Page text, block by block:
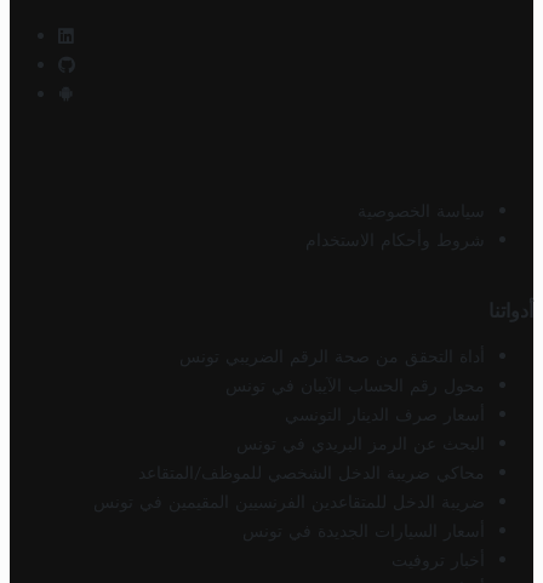
سياسة الخصوصية
شروط وأحكام الاستخدام
أدواتنا
أداة التحقق من صحة الرقم الضريبي تونس
محول رقم الحساب الآيبان في تونس
أسعار صرف الدينار التونسي
البحث عن الرمز البريدي في تونس
محاكي ضريبة الدخل الشخصي للموظف/المتقاعد
ضريبة الدخل للمتقاعدين الفرنسيين المقيمين في تونس
أسعار السيارات الجديدة في تونس
أخبار تروفيت